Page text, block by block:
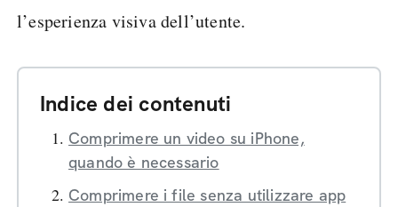
l’esperienza visiva dell’utente.
Indice dei contenuti
Comprimere un video su iPhone,
quando è necessario
Comprimere i file senza utilizzare app